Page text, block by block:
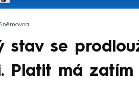
Pořady
stav se
Platit má